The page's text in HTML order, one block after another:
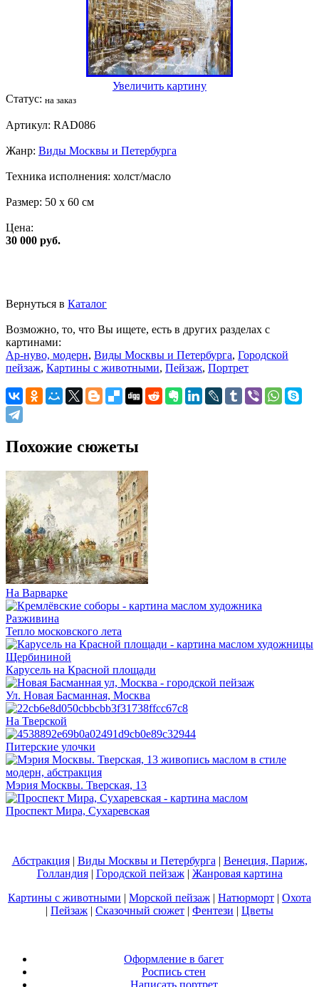
Увеличить картину
Статус: на заказ
Артикул: RAD086
Жанр: Виды Москвы и Петербурга
Техника исполнения: холст/масло
Размер: 50 x 60 см
Цена:
30 000 руб.
Вернуться в Каталог
Возможно, то, что Вы ищете, есть в других разделах с
картинами:
Ар-нуво, модерн, Виды Москвы и Петербурга, Городской
пейзаж, Картины с животными, Пейзаж, Портрет
Похожие сюжеты
На Варварке
Тепло московского лета
Карусель на Красной площади
Ул. Новая Басманная, Москва
На Тверской
Питерские улочки
Мэрия Москвы. Тверская, 13
Проспект Мира, Сухаревская
Абстракция| Виды Москвы и Петербурга | Венеция, Париж,
Голландия| Городской пейзаж| Жанровая картина
Картины с животными | Морской пейзаж | Натюрморт | Охота
| Пейзаж | Сказочный сюжет | Фентези | Цветы
Оформление в багет
Роспись стен
Написать портрет